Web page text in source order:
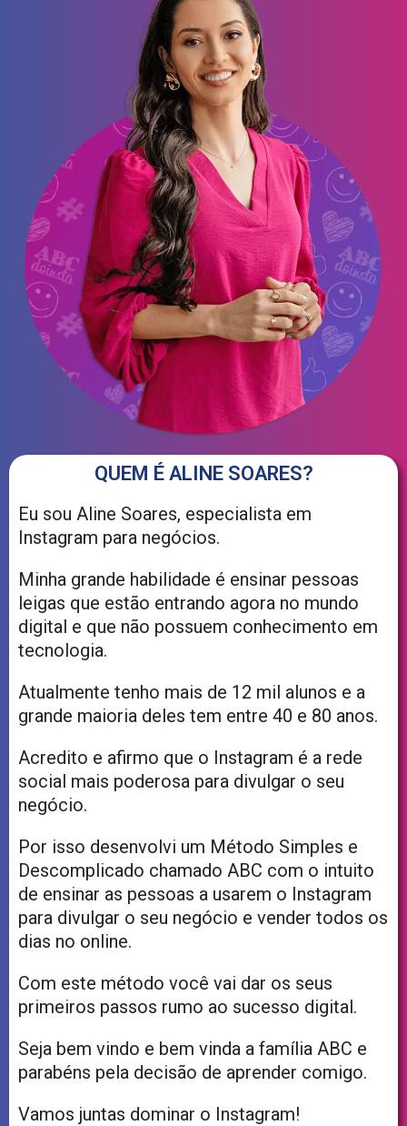
QUEM É ALINE SOARES?
Eu sou Aline Soares, especialista em
Instagram para negócios.
Minha grande habilidade é ensinar pessoas
leigas que estão entrando agora no mundo
digital e que não possuem conhecimento em
tecnologia.
Atualmente tenho mais de 12 mil alunos e a
grande maioria deles tem entre 40 e 80 anos.
Acredito e afirmo que o Instagram é a rede
social mais poderosa para divulgar o seu
negócio.
Por isso desenvolvi um Método Simples e
Descomplicado chamado ABC com o intuito
de ensinar as pessoas a usarem o Instagram
para divulgar o seu negócio e vender todos os
dias no online.
Com este método você vai dar os seus
primeiros passos rumo ao sucesso digital.
Seja bem vindo e bem vinda a família ABC e
parabéns pela decisão de aprender comigo.
Vamos juntas dominar o Instagram!